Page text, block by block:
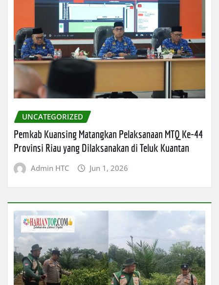
UNCATEGORIZED
Pemkab Kuansing Matangkan Pelaksanaan MTQ Ke-44
Provinsi Riau yang Dilaksanakan di Teluk Kuantan
Admin HTC Jun 1, 2026